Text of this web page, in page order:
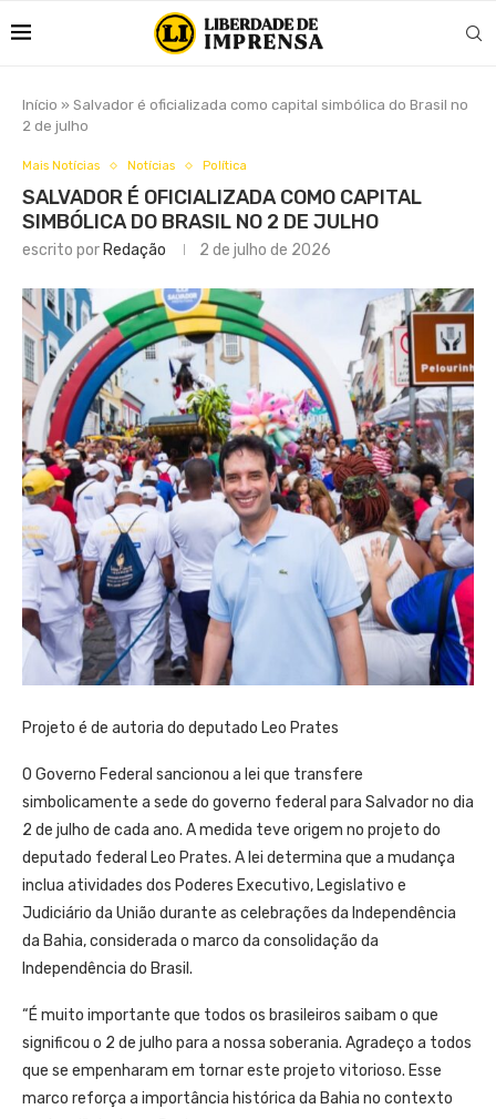
Início » Salvador é oficializada como capital simbólica do Brasil no
2 de julho
Mais Notícias Notícias Política
SALVADOR É OFICIALIZADA COMO CAPITAL
SIMBÓLICA DO BRASIL NO 2 DE JULHO
escrito por Redação 2 de julho de 2026
Projeto é de autoria do deputado Leo Prates
O Governo Federal sancionou a lei que transfere
simbolicamente a sede do governo federal para Salvador no dia
2 de julho de cada ano. A medida teve origem no projeto do
deputado federal Leo Prates. A lei determina que a mudança
inclua atividades dos Poderes Executivo, Legislativo e
Judiciário da União durante as celebrações da Independência
da Bahia, considerada o marco da consolidação da
Independência do Brasil.
“É muito importante que todos os brasileiros saibam o que
significou o 2 de julho para a nossa soberania. Agradeço a todos
que se empenharam em tornar este projeto vitorioso. Esse
marco reforça a importância histórica da Bahia no contexto